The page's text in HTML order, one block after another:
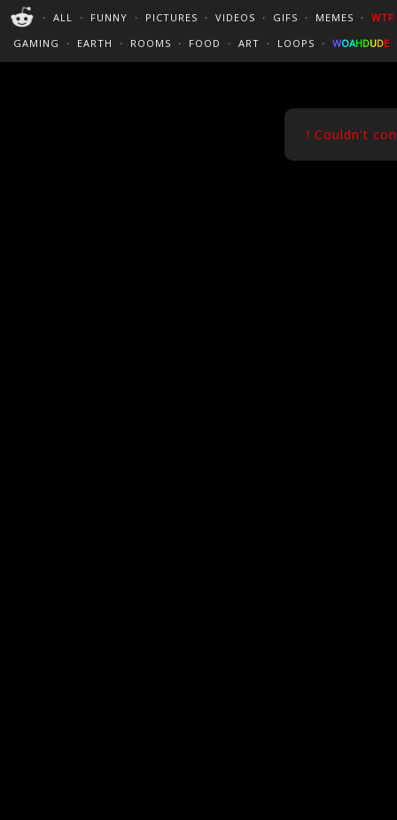
・ ALL ・ FUNNY ・ PICTURES ・ VIDEOS ・ GIFS ・ MEMES ・ WTF
GAMING
・ EARTH ・ ROOMS ・ FOOD ・ ART ・ LOOPS ・ WOAHDUDE
PERFECT LOOPS
CINEMAGRAPHS
:)/?
TRAVEL
! Couldn't